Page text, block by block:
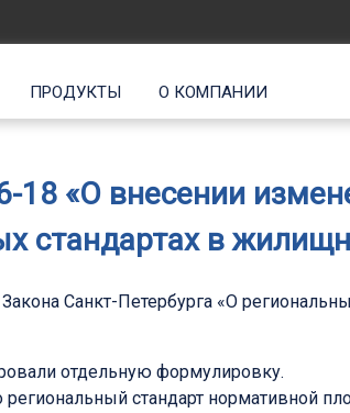
ПРОДУКТЫ О КОМПАНИИ
18 «О внесении
стандартах в
Санкт-Петербурга «О
отдельную формулировку.
региональный стандарт нормативной